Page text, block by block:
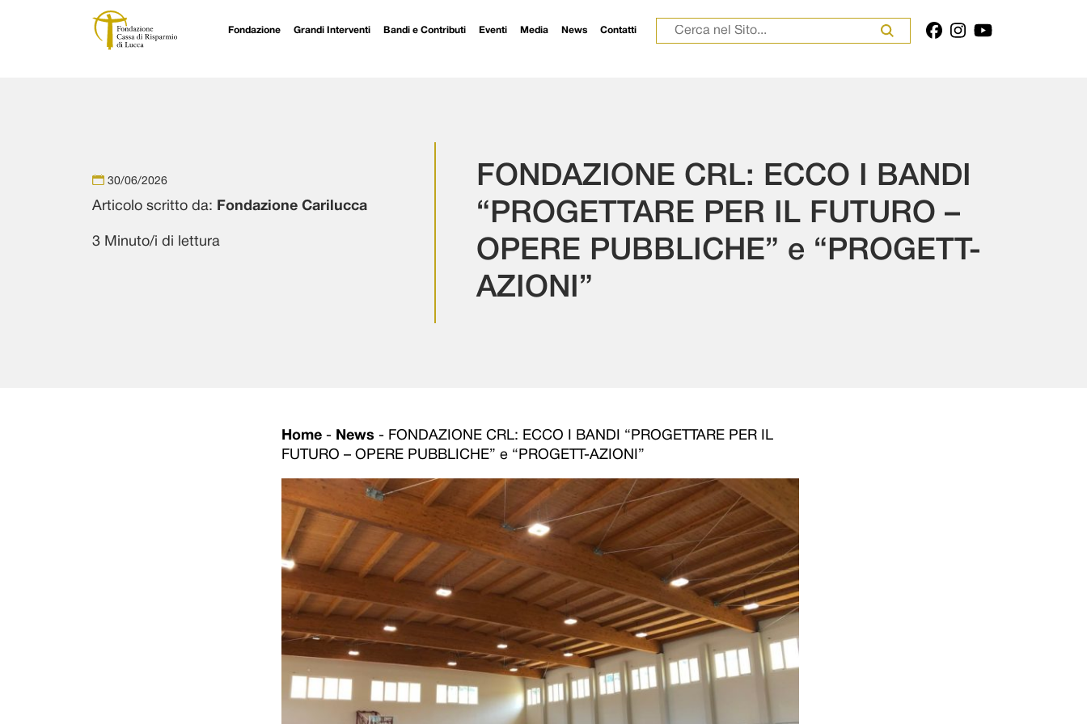
Navigazione principale
Fondazione Grandi Interventi Bandi e Contributi Eventi Media News Contatti Ricerca per:
30/06/2026
Articolo scritto da: Fondazione Carilucca
3 Minuto/i di lettura
FONDAZIONE CRL: ECCO I BANDI
“PROGETTARE PER IL FUTURO –
OPERE PUBBLICHE” e “PROGETT-
AZIONI”
Home - News - FONDAZIONE CRL: ECCO I BANDI “PROGETTARE PER IL
FUTURO – OPERE PUBBLICHE” e “PROGETT-AZIONI”